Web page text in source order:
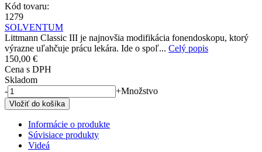
Kód tovaru:
1279
SOLVENTUM
Littmann Classic III je najnovšia modifikácia fonendoskopu, ktorý
výrazne uľahčuje prácu lekára. Ide o spoľ... Celý popis
150,00 €
Cena s DPH
Skladom
-
+Množstvo
Informácie o produkte
Súvisiace produkty
Videá